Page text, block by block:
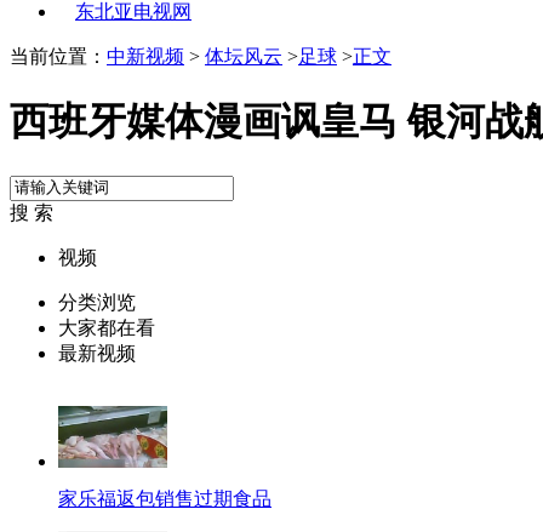
东北亚电视网
当前位置： 中新视频 > 体坛风云 >足球 >正文
西班牙媒体漫画讽皇马 银河战
搜 索
视频
分类浏览
大家都在看
最新视频
家乐福返包销售过期食品